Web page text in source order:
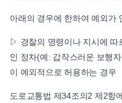
아래의 경우에 한하여 예외가
▷ 경찰의 명령이나 지시에
인 정차(예: 갑작스러운 보행
이 예외적으로 허용하는 경우
도로교통법 제34조의2 제2항